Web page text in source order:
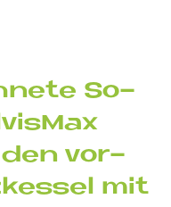
So­
den vor­
mit